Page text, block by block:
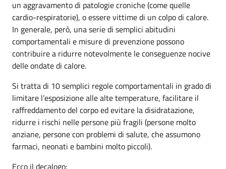
un aggravamento di patologie croniche (come quelle
cardio-respiratorie), o essere vittime di un colpo di calore.
In generale, però, una serie di semplici abitudini
comportamentali e misure di prevenzione possono
contribuire a ridurre notevolmente le conseguenze nocive
delle ondate di calore.
Si tratta di 10 semplici regole comportamentali in grado di
limitare l’esposizione alle alte temperature, facilitare il
raffreddamento del corpo ed evitare la disidratazione,
ridurre i rischi nelle persone più fragili (persone molto
anziane, persone con problemi di salute, che assumono
farmaci, neonati e bambini molto piccoli).
Ecco il decalogo: